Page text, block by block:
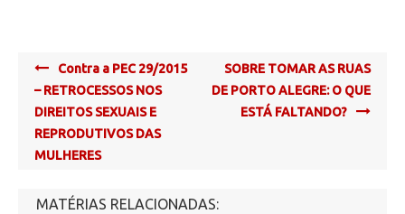
Post
navigation
Contra a PEC 29/2015
– RETROCESSOS NOS
DIREITOS SEXUAIS E
REPRODUTIVOS DAS
MULHERES
SOBRE TOMAR AS RUAS
DE PORTO ALEGRE: O QUE
ESTÁ FALTANDO?
MATÉRIAS RELACIONADAS: